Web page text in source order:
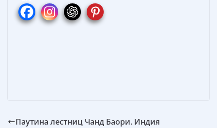
b
o
e
st
e
n
er
Паутина лестниц Чанд Баори. Индия